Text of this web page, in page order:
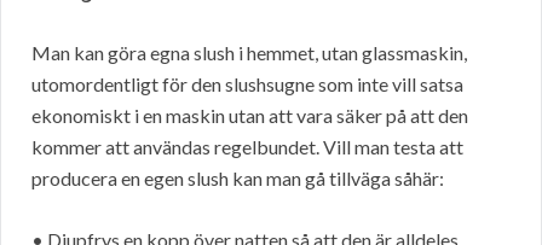
Man kan göra egna slush i hemmet, utan glassmaskin,
utomordentligt för den slushsugne som inte vill satsa
ekonomiskt i en maskin utan att vara säker på att den
kommer att användas regelbundet. Vill man testa att
producera en egen slush kan man gå tillväga såhär:
• Djupfrys en kopp över natten så att den är alldeles